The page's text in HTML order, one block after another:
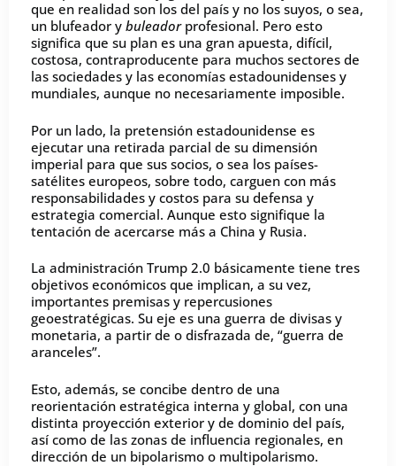
que en realidad son los del país y no los suyos, o sea,
un blufeador y buleadorprofesional. Pero esto
significa que su plan es una gran apuesta, difícil,
costosa, contraproducente para muchos sectores de
las sociedades y las economías estadounidenses y
mundiales, aunque no necesariamente imposible.
Por un lado, la pretensión estadounidense es
ejecutar una retirada parcial de su dimensión
imperial para que sus socios, o sea los países-
satélites europeos, sobre todo, carguen con más
responsabilidades y costos para su defensa y
estrategia comercial. Aunque esto signifique la
tentación de acercarse más a China y Rusia.
La administración Trump 2.0 básicamente tiene tres
objetivos económicos que implican, a su vez,
importantes premisas y repercusiones
geoestratégicas. Su eje es una guerra de divisas y
monetaria, a partir de o disfrazada de, “guerra de
aranceles”.
Esto, además, se concibe dentro de una
reorientación estratégica interna y global, con una
distinta proyección exterior y de dominio del país,
así como de las zonas de influencia regionales, en
dirección de un bipolarismo o multipolarismo.